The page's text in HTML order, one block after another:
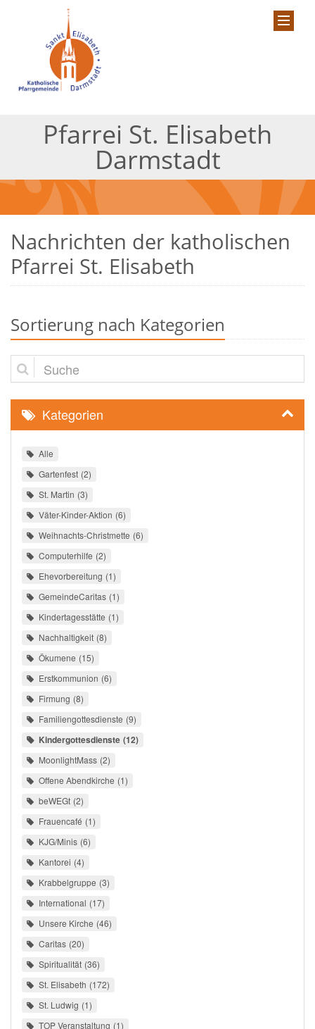
Pfarrei St. Elisabeth
Darmstadt
Nachrichten der katholischen
Pfarrei St. Elisabeth
Sortierung nach Kategorien
Suche
Kategorien
Alle
Gartenfest 2
St. Martin 3
Väter-Kinder-Aktion 6
Weihnachts-Christmette 6
Computerhilfe 2
Ehevorbereitung 1
GemeindeCaritas 1
Kindertagesstätte 1
Nachhaltigkeit 8
Ökumene 15
Erstkommunion 6
Firmung 8
Familiengottesdienste 9
Kindergottesdienste 12
MoonlightMass 2
Offene Abendkirche 1
beWEGt 2
Frauencafé 1
KJG/Minis 6
Kantorei 4
Krabbelgruppe 3
International 17
Unsere Kirche 46
Caritas 20
Spiritualität 36
St. Elisabeth 172
St. Ludwig 1
TOP Veranstaltung 1